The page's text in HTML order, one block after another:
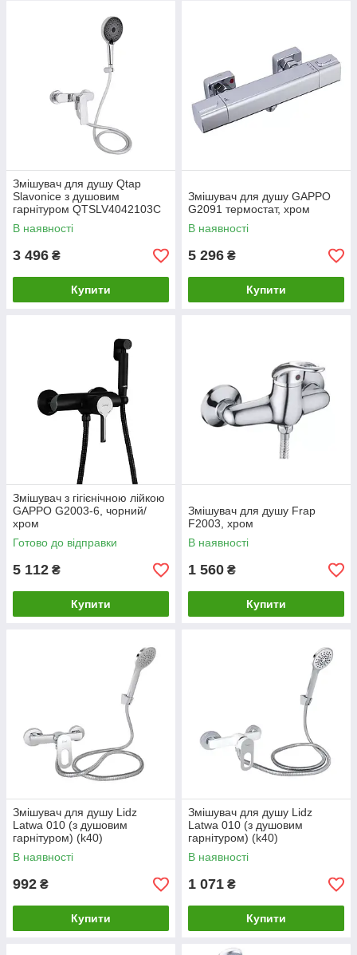
Змішувач для душу Qtap
Slavonice з душовим
гарнітуром QTSLV4042103C
Chrome
В наявності
3 496 ₴
Купити
Змішувач для душу GAPPO
G2091 термостат, хром
В наявності
5 296 ₴
Купити
Змішувач з гігієнічною лійкою
GAPPO G2003-6, чорний/
хром
Готово до відправки
5 112 ₴
Купити
Змішувач для душу Frap
F2003, хром
В наявності
1 560 ₴
Купити
Змішувач для душу Lidz
Latwa 010 (з душовим
гарнітуром) (k40)
LDLAT010CRM45416 Chrome
В наявності
992 ₴
Купити
Змішувач для душу Lidz
Latwa 010 (з душовим
гарнітуром) (k40)
LDLAT010WHI45426 White
В наявності
1 071 ₴
Купити